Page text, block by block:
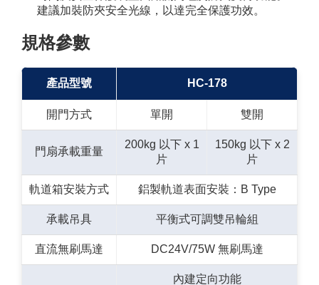
建議加裝防夾安全光線，以達完全保護功效。
規格參數
產品型號 HC-178
開門方式 單開 雙開
門扇承載重量
200kg 以下 x 1
片
150kg 以下 x 2
片
軌道箱安裝方式 鋁製軌道表面安裝：B Type
承載吊具 平衡式可調雙吊輪組
直流無刷馬達 DC24V/75W 無刷馬達
內建定向功能